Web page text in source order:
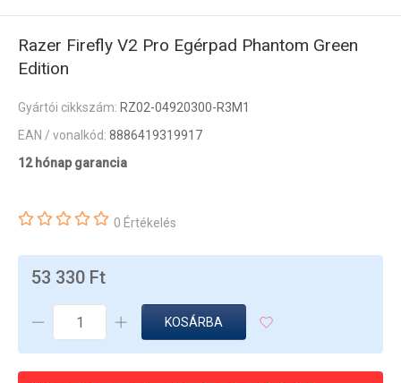
Razer Firefly V2 Pro Egérpad Phantom Green
Edition
Gyártói cikkszám: RZ02-04920300-R3M1
EAN / vonalkód: 8886419319917
12 hónap garancia
0 Értékelés
53 330 Ft
KOSÁRBA